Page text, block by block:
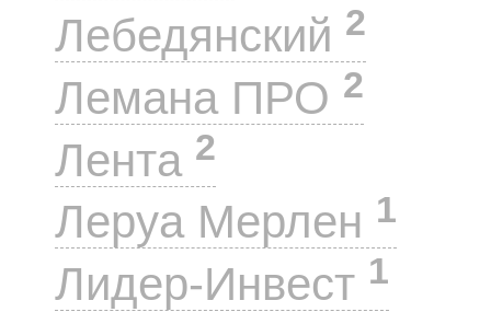
Лебедянский 2
Лемана ПРО 2
Лента 2
Леруа Мерлен 1
Лидер-Инвест 1